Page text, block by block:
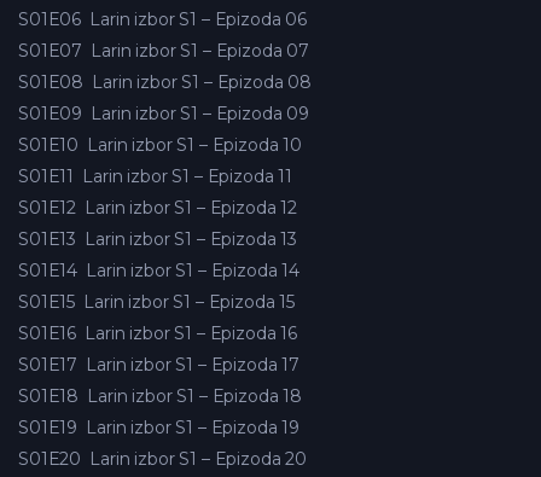
S01E06 Larin izbor S1 – Epizoda 06
S01E07 Larin izbor S1 – Epizoda 07
S01E08 Larin izbor S1 – Epizoda 08
S01E09 Larin izbor S1 – Epizoda 09
S01E10 Larin izbor S1 – Epizoda 10
S01E11
Larin izbor S1 – Epizoda 11
S01E12 Larin izbor S1 – Epizoda 12
S01E13 Larin izbor S1 – Epizoda 13
S01E14 Larin izbor S1 – Epizoda 14
S01E15 Larin izbor S1 – Epizoda 15
S01E16 Larin izbor S1 – Epizoda 16
S01E17 Larin izbor S1 – Epizoda 17
S01E18 Larin izbor S1 – Epizoda 18
S01E19 Larin izbor S1 – Epizoda 19
S01E20 Larin izbor S1 – Epizoda 20